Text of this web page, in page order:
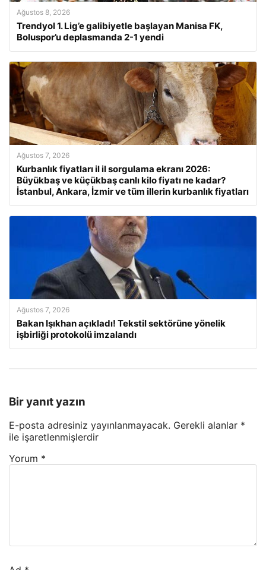
Ağustos 8, 2026
Trendyol 1. Lig’e galibiyetle başlayan Manisa FK,
Boluspor’u deplasmanda 2-1 yendi
Ağustos 7, 2026
Kurbanlık fiyatları il il sorgulama ekranı 2026:
Büyükbaş ve küçükbaş canlı kilo fiyatı ne kadar?
İstanbul, Ankara, İzmir ve tüm illerin kurbanlık fiyatları
Ağustos 7, 2026
Bakan Işıkhan açıkladı! Tekstil sektörüne yönelik
işbirliği protokolü imzalandı
Bir yanıt yazın
E-posta adresiniz yayınlanmayacak. Gerekli alanlar *
ile işaretlenmişlerdir
Yorum *